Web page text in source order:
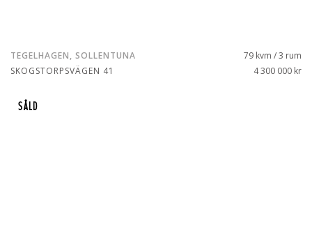
TEGELHAGEN, SOLLENTUNA
SKOGSTORPSVÄGEN 41
79 kvm / 3 rum
4 300 000 kr
SÅLD